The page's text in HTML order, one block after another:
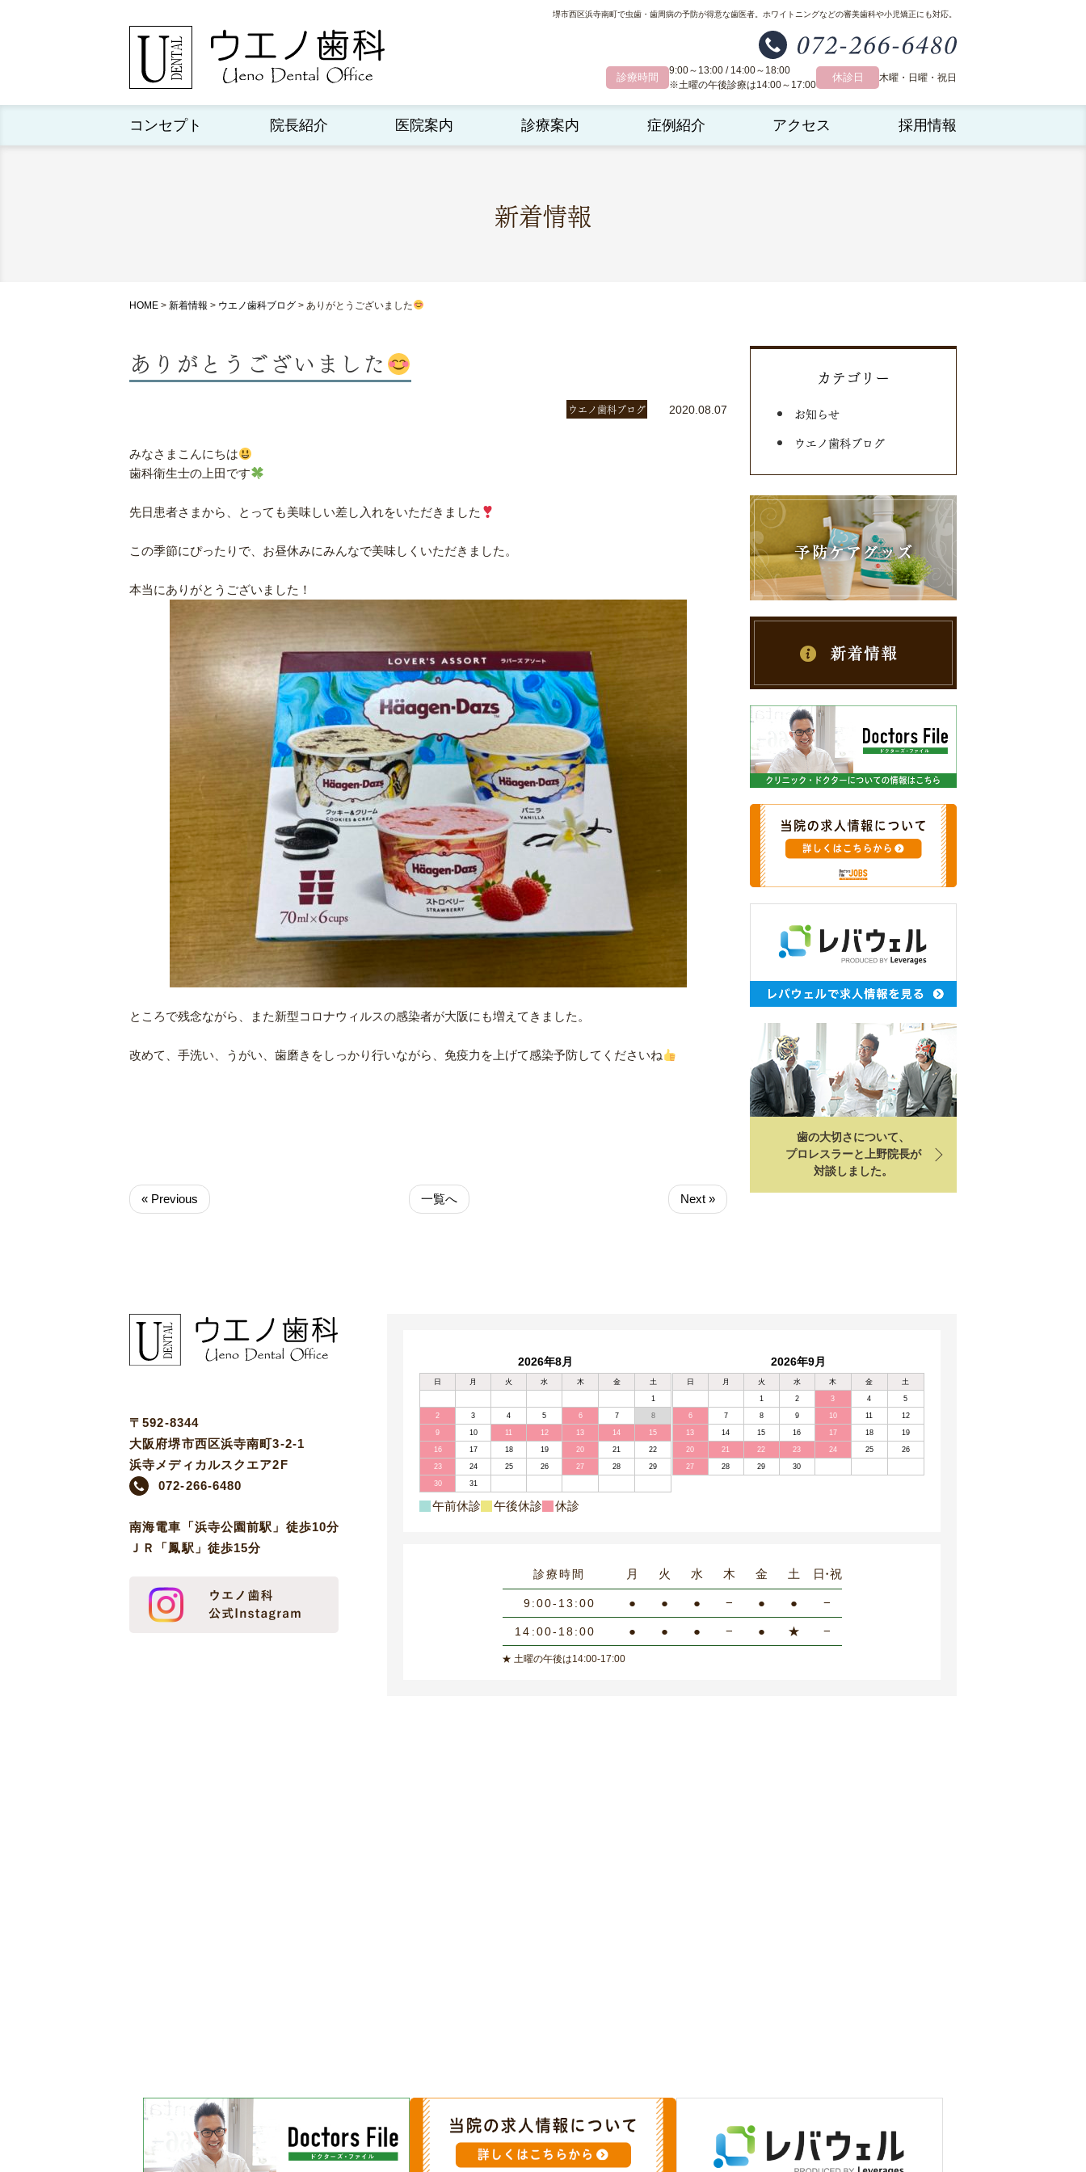
堺市西区浜寺南町で虫歯・歯周病の予防が得意な歯医者。 ホワイトニングなどの審美歯科や小児矯正にも対応。
診療時間
9:00～13:00 / 14:00～18:00
※土曜の午後診療は14:00～17:00
休診日 木曜・日曜・祝日
コンセプト 院長紹介 医院案内 診療案内 症例紹介 アクセス 採用情報
新着情報
HOME > 新着情報 > ウエノ歯科ブログ > ありがとうございました
ありがとうございました
ウエノ歯科ブログ 2020.08.07
みなさまこんにちは
歯科衛生士の上田です
先日患者さまから、とっても美味しい差し入れをいただきました
この季節にぴったりで、お昼休みにみんなで美味しくいただきました。
本当にありがとうございました！
ところで残念ながら、また新型コロナウィルスの感染者が大阪にも増えてきました。
改めて、手洗い、うがい、歯磨きをしっかり行いながら、免疫力を上げて感染予防してくださいね
« Previous 一覧へ Next »
カテゴリー
お知らせ
ウエノ歯科ブログ
歯の大切さについて、
プロレスラーと上野院長が
対談しました。
2026年8月
日 月 火 水 木 金 土
1
2 3 4 5 6 7 8
9 10 11 12 13 14 15
16 17 18 19 20 21 22
23 24 25 26 27 28 29
30 31
2026年9月
日 月 火 水 木 金 土
1 2 3 4 5
6 7 8 9 10 11 12
13 14 15 16 17 18 19
20 21 22 23 24 25 26
27 28 29 30
午前休診 午後休診 休診
診療時間 月 火 水 木 金 土 日・祝
9:00-13:00 ● ● ● − ● ● −
14:00-18:00 ● ● ● − ● ★ −
★ 土曜の午後は14:00-17:00
〒592-8344
大阪府堺市西区浜寺南町3-2-1
浜寺メディカルスクエア2F
072-266-6480
南海電車「浜寺公園前駅」徒歩10分
ＪＲ「鳳駅」徒歩15分